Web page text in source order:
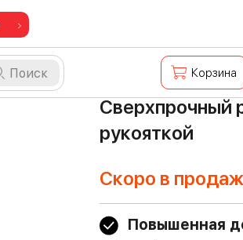
Поиск Корзина
Сверхпрочный
рукояткой
Скоро в
Повышенная